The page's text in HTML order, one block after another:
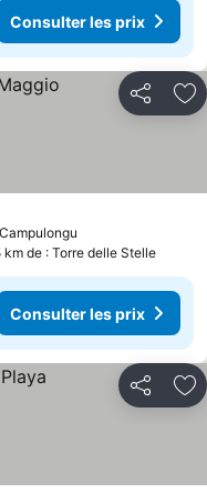
Consulter les prix
Partager
km de : Torre delle Stelle
Consulter les prix
Partager